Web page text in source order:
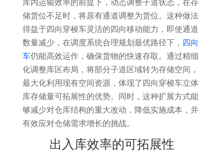
库内运输效率的前提下，动态调整子道状态，在存
储货位不足时，将原有通道调整为货位。这种做法
得益于四向穿梭车灵活的四向移动能力，即使通道
数量减少，在调度系统合理规划最优路径下， 四向
车仍能高效运作，确保货物的快速存取。通过精细
化调整库区布局，将部分子道区域转为存储空间，
最大化利用现有空间资源，体现了四向穿梭车立体
库存储量可拓展性的优势。同时，这种扩展方式能
够减少对仓库结构的重大改动，降低实施成本，并
有效应对仓储需求增长的挑战。
出入库效率的可拓展性